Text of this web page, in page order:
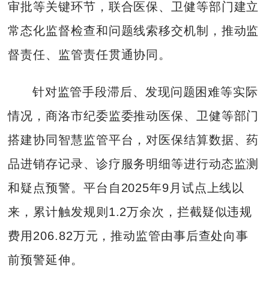
审批等关键环节，联合医保、卫健等部门建立
常态化监督检查和问题线索移交机制，推动监
督责任、监管责任贯通协同。
针对监管手段滞后、发现问题困难等实际
情况，商洛市纪委监委推动医保、卫健等部门
搭建协同智慧监管平台，对医保结算数据、药
品进销存记录、诊疗服务明细等进行动态监测
和疑点预警。平台自2025年9月试点上线以
来，累计触发规则1.2万余次，拦截疑似违规
费用206.82万元，推动监管由事后查处向事
前预警延伸。